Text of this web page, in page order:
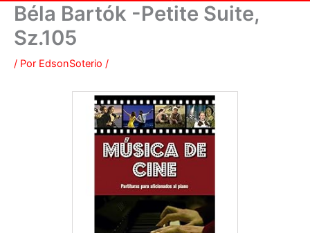
Béla Bartók -Petite Suite,
Sz.105
/ Por EdsonSoterio /